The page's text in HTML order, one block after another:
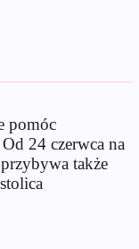
pomóc
24 czerwca na
także